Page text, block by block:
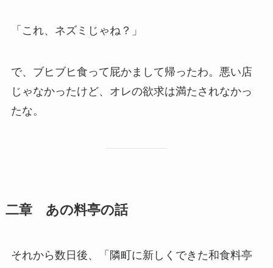
「これ、ネズミじゃね？」
で、ブヒブヒ食って屁かまして帰ったわ。悪い店
じゃなかったけど、オレの欲求は満たされなかっ
たな。
二章 あの料亭の話
それから数日後、「隣町に新しくできた和食料亭